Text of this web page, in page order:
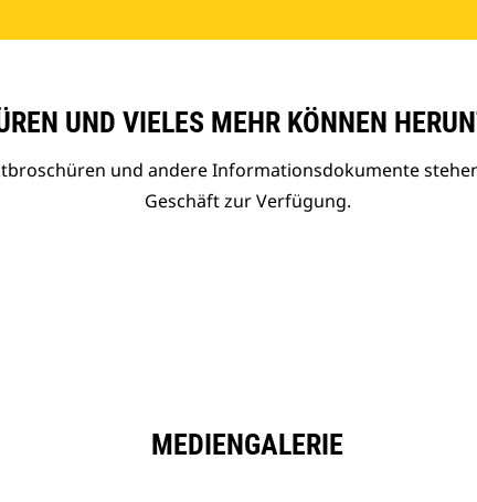
UND VIELES MEHR KÖNNEN
und andere Informationsdokumente
Geschäft zur Verfügung.
MEDIENGALERIE